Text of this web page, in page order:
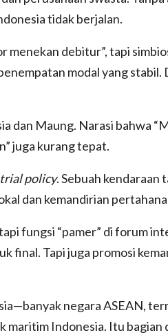
tidak berjalan.
menekan debitur”, tapi
modal yang stabil.
dan Maung. Narasi bahwa
juga kurang tepat.
policy. Sebuah kendaraan
dan kemandirian
fungsi “pamer” di forum
final. Tapi juga promosi
negara ASEAN,
maritim Indonesia. Itu